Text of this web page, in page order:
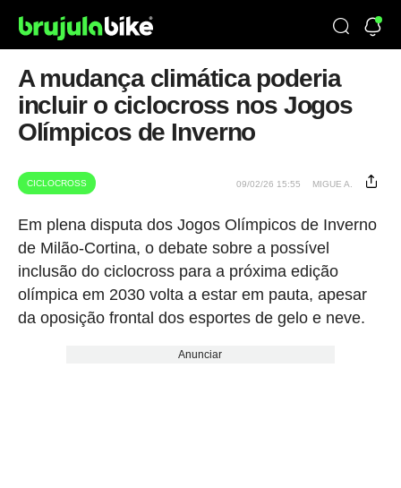
A mudança climática poderia
incluir o ciclocross nos Jogos
Olímpicos de Inverno
CICLOCROSS 09/02/26 15:55 MIGUE A.
Em plena disputa dos Jogos Olímpicos de Inverno
de Milão-Cortina, o debate sobre a possível
inclusão do ciclocross para a próxima edição
olímpica em 2030 volta a estar em pauta, apesar
da oposição frontal dos esportes de gelo e neve.
Anunciar